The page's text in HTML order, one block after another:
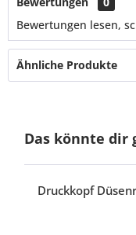
Bewertungen lesen,
Ähnliche Produkte
Das könnte dir
Druckkopf